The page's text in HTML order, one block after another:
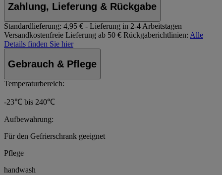
Zahlung, Lieferung & Rückgabe
Standardlieferung: 4,95 € - Lieferung in 2-4 Arbeitstagen
Versandkostenfreie Lieferung ab 50 € Rückgaberichtlinien: Alle
Details finden Sie hier
Gebrauch & Pflege
Temperaturbereich:
-23℃ bis 240℃
Aufbewahrung:
Für den Gefrierschrank geeignet
Pflege
handwash